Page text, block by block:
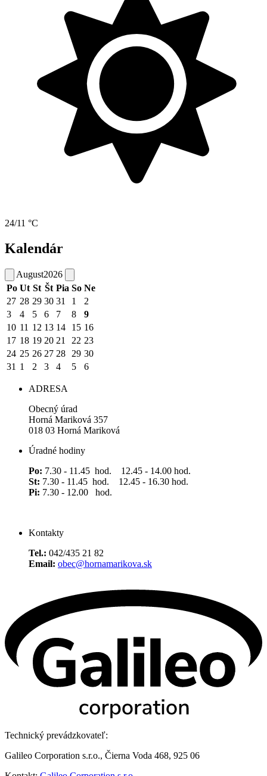
24/11 °C
Kalendár
August2026
Po Ut St Št Pia So Ne
27 28 29 30 31 1
2
3
4 5 6 7 8
9
10 11 12 13 14 15 16
17 18 19 20 21 22 23
24 25 26 27 28 29 30
31 1 2 3 4 5 6
ADRESA
Obecný úrad
Horná Mariková 357
018 03 Horná Mariková
Úradné hodiny
Po: 7.30 - 11.45 hod. 12.45 - 14.00 hod.
St: 7.30 - 11.45 hod. 12.45 - 16.30 hod.
Pi: 7.30 - 12.00 hod.
Kontakty
Tel.: 042/435 21 82
Email: obec@hornamarikova.sk
Technický prevádzkovateľ:
Galileo Corporation s.r.o., Čierna Voda 468, 925 06